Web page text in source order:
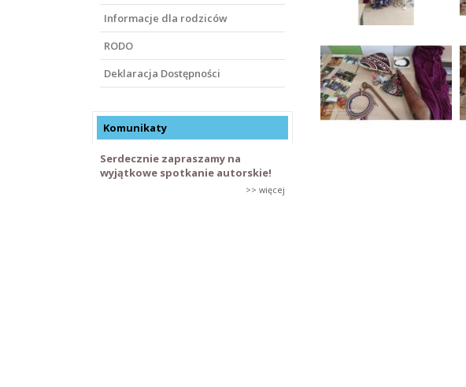
Informacje dla rodziców
RODO
Deklaracja Dostępności
Komunikaty
Serdecznie zapraszamy na
wyjątkowe spotkanie autorskie!
>> więcej